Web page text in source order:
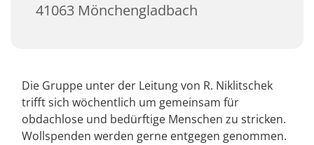
41063 Mönchengladbach
Die Gruppe unter der Leitung von R. Niklitschek
trifft sich wöchentlich um gemeinsam für
obdachlose und bedürftige Menschen zu stricken.
Wollspenden werden gerne entgegen genommen.